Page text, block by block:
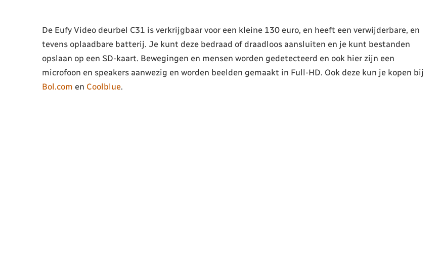
De Eufy Video deurbel C31 is verkrijgbaar voor een kleine 130 euro, en heeft een verwijderbare, en
tevens oplaadbare batterij. Je kunt deze bedraad of draadloos aansluiten en je kunt bestanden
opslaan op een SD-kaart. Bewegingen en mensen worden gedetecteerd en ook hier zijn een
microfoon en speakers aanwezig en worden beelden gemaakt in Full-HD. Ook deze kun je kopen bij
Bol.com en Coolblue.